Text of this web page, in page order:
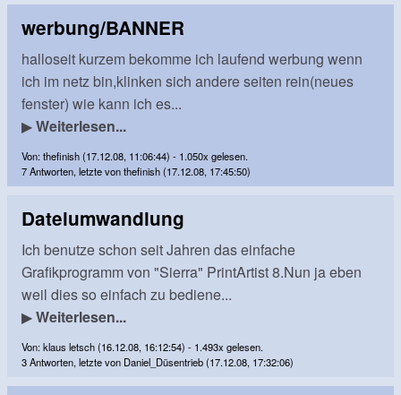
werbung/BANNER
halloseit kurzem bekomme ich laufend werbung wenn
ich im netz bin,klinken sich andere seiten rein(neues
fenster) wie kann ich es...
▶Weiterlesen...
Von: thefinish (17.12.08, 11:06:44) - 1.050x gelesen.
7 Antworten, letzte von thefinish (17.12.08, 17:45:50)
Dateiumwandlung
Ich benutze schon seit Jahren das einfache
Grafikprogramm von "Sierra" PrintArtist 8.Nun ja eben
weil dies so einfach zu bediene...
▶Weiterlesen...
Von: klaus letsch (16.12.08, 16:12:54) - 1.493x gelesen.
3 Antworten, letzte von Daniel_Düsentrieb (17.12.08, 17:32:06)